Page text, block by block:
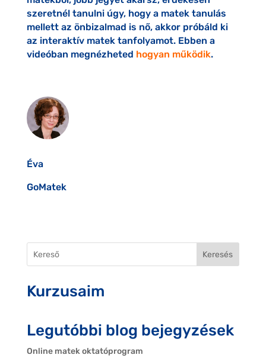
szeretnél tanulni úgy, hogy a matek tanulás
mellett az önbizalmad is nő, akkor próbáld ki
az interaktív matek tanfolyamot. Ebben a
videóban megnézheted hogyan működik.
Éva
GoMatek
Keresés
Kurzusaim
Legutóbbi blog bejegyzések
Online matek oktatóprogram